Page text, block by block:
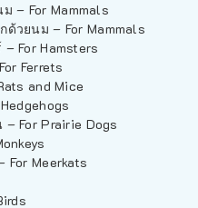
– For Mammals
ด้วยนม – For Mammals
For Hamsters
Ferrets
and Mice
For Prairie Dogs
For Meerkats